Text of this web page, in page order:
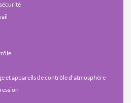
et appareils de contrôle d'atmosphère